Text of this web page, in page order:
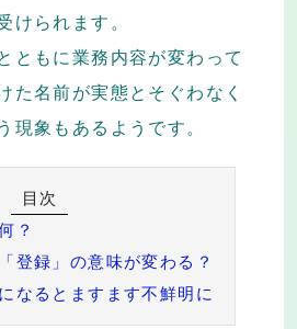
けられます。
ともに業務内容が変わって
た名前が実態とそぐわなく
現象もあるようです。
？
登録」の意味が変わる？
なるとますます不鮮明に